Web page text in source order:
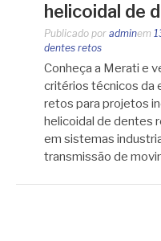
helicoidal de
Publicado por adminem
dentes retos
Conheça a Merati e
critérios técnicos da
retos para projetos
helicoidal de dentes
em sistemas
transmissão de